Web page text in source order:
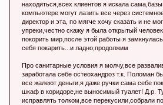
находиться,всех клиентов я искала
компьютере могут лазить все через
директор и эта, по мягче хочу сказать и не
упреки,честно скажу я была открытый
покорить мир,после этой работы я
себя покарить...и ладно,продолжим
Про санитарные условия я молчу,все
заработала себе остеохандроз т.к. Поломан
все жалеют деньги,я даже ручки сама себе
шкаф в коридоре,не выносимый туалет! Д.р.
исправлять толком,все перекусили,собрали